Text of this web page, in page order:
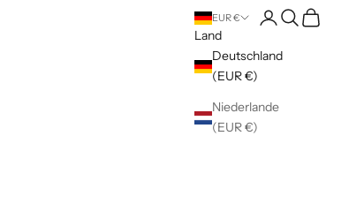
EUR €
Land
Deutschland
(EUR €)
Niederlande
(EUR €)
Anmelden
SuchenWarenkorb